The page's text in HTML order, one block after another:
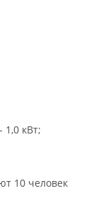
1,0 кВт;
10 человек